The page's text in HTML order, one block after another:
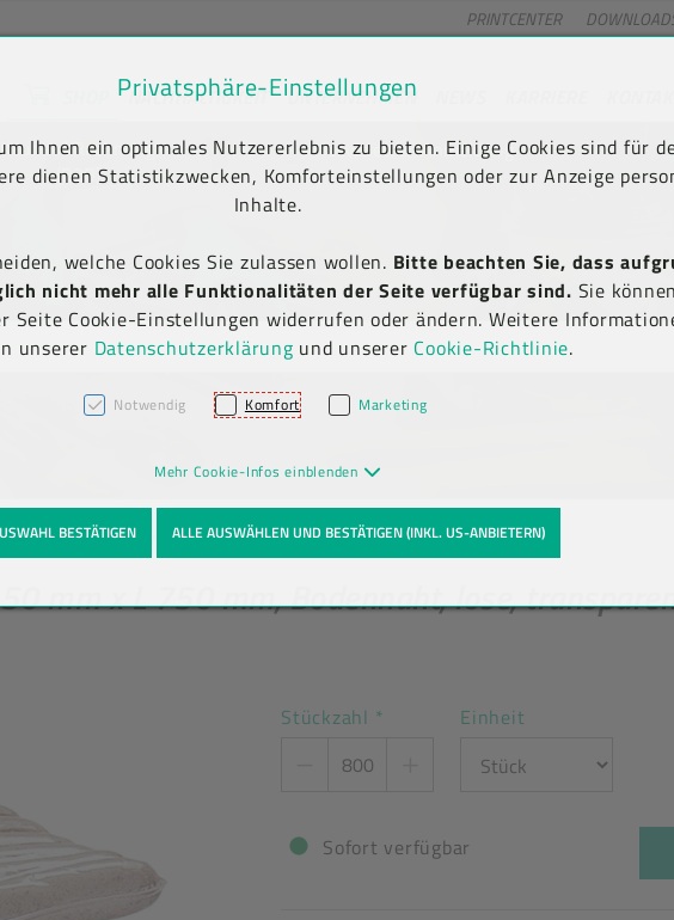
springen [AK + 2]
[AK + 5]
PRINTCENTER
NACHHALTIGKEIT UNTERNEHMEN
Kauf auf Rechnung
(B2B)
Newsletter-Anmeldung
Produkt-Detailansicht
mm x L 750 mm, Bodennaht, lose,
Stückzahl * Einheit
Sofort verfügbar
Privatsphäre-Einstellungen
Ihnen ein optimales Nutzererlebnis zu bieten. Einige Cookies sind für
dienen Statistikzwecken, Komforteinstellungen oder zur Anzeige
Inhalte.
welche Cookies Sie zulassen wollen. Bitte beachten Sie, dass
nicht mehr alle Funktionalitäten der Seite verfügbar sind. Sie
Seite Cookie-Einstellungen widerrufen oder ändern. Weitere
unserer Datenschutzerklärung und unserer Cookie-Richtlinie.
Notwendig Komfort Marketing
Mehr Cookie-Infos einblenden
BESTÄTIGEN ALLE AUSWÄHLEN UND BESTÄTIGEN (INKL. US-ANBIETERN)